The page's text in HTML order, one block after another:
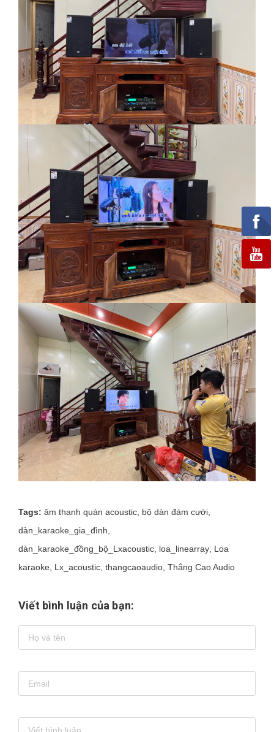
Tags: âm thanh quán acoustic bộ dàn đám cưới
dàn_karaoke_gia_đình
dàn_karaoke_đồng_bộ_Lxacoustic loa_linearray Loa
karaoke Lx_acoustic thangcaoaudio Thắng Cao Audio
Viết bình luận của bạn: